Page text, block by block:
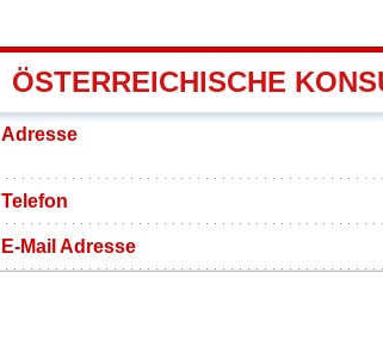
ÖSTERREICHISCHE
Adresse
Telefon
E-Mail Adresse